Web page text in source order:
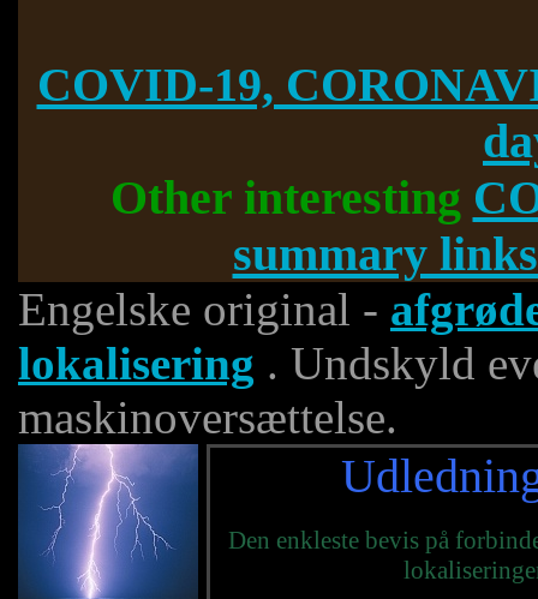
COVID-19,
Other interesting
summary
Engelske original -
lokalisering . Undskyld
maskinoversættelse.
Den enkleste bevis på